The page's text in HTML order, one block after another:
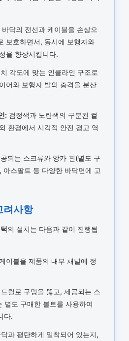
바닥의 전선과 케이블을 손상으
보호하면서, 동시에 보행자와
을 향상시킵니다.
각도에 맞는 인클라인 구조로
어와 보행자 발의 충격을 분산
:검정색과 노란색의 구분된 컬
환경에서 시각적 안전 경고 역
되는 스크류와 앙카 핀(별도 구
아스팔트 등 다양한 바닥면에 고
려사항
의 설치는 다음과 같이 진행됩
이블을 제품의 내부 채널에 정
릴로 구멍을 뚫고, 제공되는 스
별도 구매한 볼트를 사용하여
다.
과 평탄하게 밀착되어 있는지,